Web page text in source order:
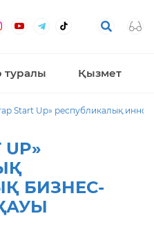
туралы Қызмет
Start Up» республикалық
БИЗНЕС-